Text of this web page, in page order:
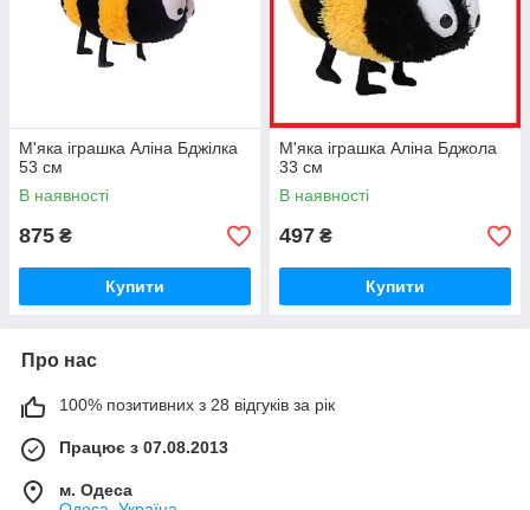
М'яка іграшка Аліна Бджілка
53 см
В наявності
875 ₴
Купити
М'яка іграшка Аліна Бджола
33 см
В наявності
497 ₴
Купити
Про нас
100% позитивних з 28 відгуків за рік
Працює з 07.08.2013
м. Одеса